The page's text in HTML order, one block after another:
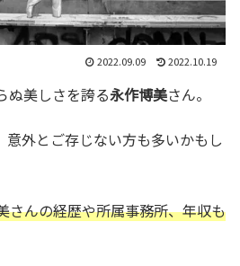
2022.09.09 2022.10.19
ぬ美しさを誇る永作博美さん。
意外とご存じない方も多いかもし
さんの経歴や所属事務所、年収も